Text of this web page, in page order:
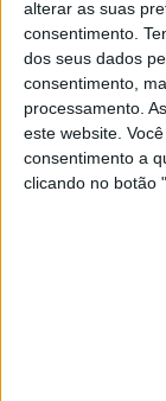
alterar as suas
consentimento.
dos seus dados
consentimento,
processamento.
este website.
consentimento a
clicando no botão
novidade.
futuro do
fazer
está
e sempre
esperar
uma